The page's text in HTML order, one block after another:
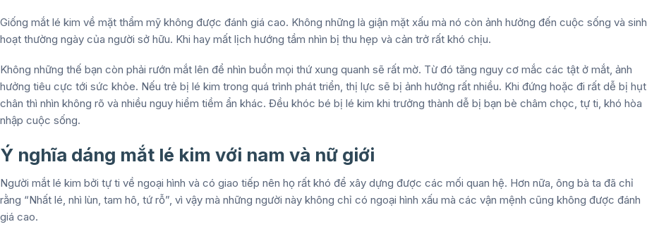
Giống mắt lé kim về mặt thẩm mỹ không được đánh giá cao. Không những là giận mặt xấu mà nó còn ảnh hưởng đến cuộc sống và sinh
hoạt thường ngày của người sở hữu. Khi hay mất lịch hướng tầm nhìn bị thu hẹp và cản trở rất khó chịu.
Không những thế bạn còn phải rướn mắt lên để nhìn buồn mọi thứ xung quanh sẽ rất mờ. Từ đó tăng nguy cơ mắc các tật ở mắt, ảnh
hưởng tiêu cực tới sức khỏe. Nếu trẻ bị lé kim trong quá trình phát triển, thị lực sẽ bị ảnh hưởng rất nhiều. Khi đứng hoặc đi rất dễ bị hụt
chân thì nhìn không rõ và nhiều nguy hiểm tiềm ẩn khác. Đều khóc bé bị lé kim khi trưởng thành dễ bị bạn bè châm chọc, tự ti, khó hòa
nhập cuộc sống.
Ý nghĩa dáng mắt lé kim với nam và nữ giới
Người mắt lé kim bởi tự ti về ngoại hình và có giao tiếp nên họ rất khó để xây dựng được các mối quan hệ. Hơn nữa, ông bà ta đã chỉ
rằng “Nhất lé, nhì lùn, tam hô, tứ rỗ”, vì vậy mà những người này không chỉ có ngoại hình xấu mà các vận mệnh cũng không được đánh
giá cao.